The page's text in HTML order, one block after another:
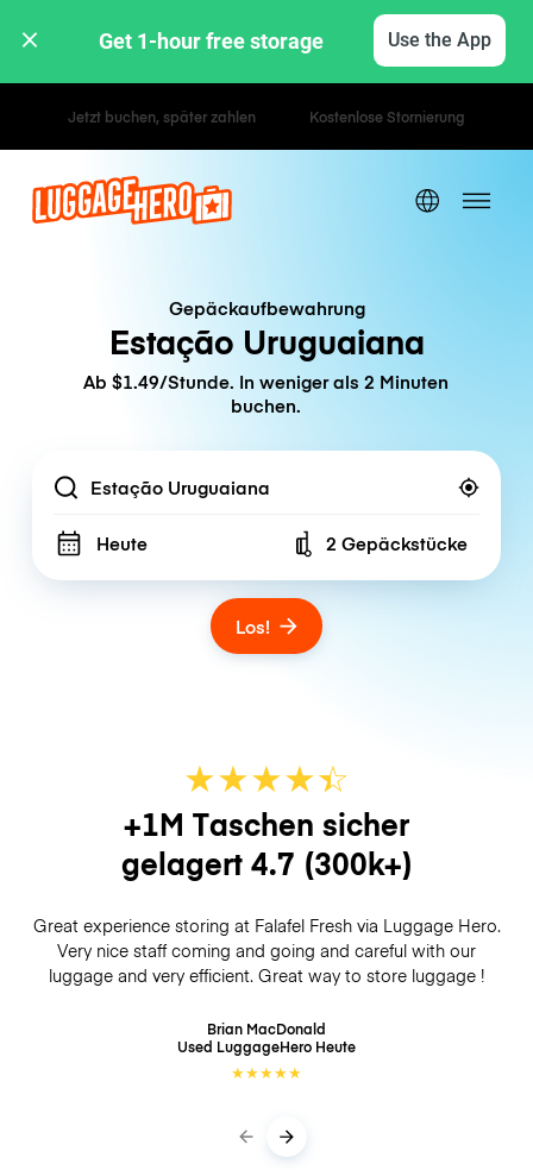
Get 1-hour free storage Use the App
Stunden- / Tagestarife
Gepäckaufbewahrung
Estação Uruguaiana
Ab $1.49/Stunde. In weniger als 2 Minuten
buchen.
Location
Heute Number of bags
2 Gepäckstücke
Los!
★★★★☆
★
+1M Taschen sicher
gelagert 4.7 (300k+)
Great experience storing at Falafel Fresh via Luggage Hero.
Very nice staff coming and going and careful with our
luggage and very efficient. Great way to store luggage !
Brian MacDonald
Used LuggageHero Heute
★★★★★